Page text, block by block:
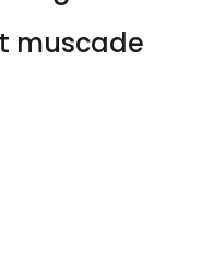
muscade